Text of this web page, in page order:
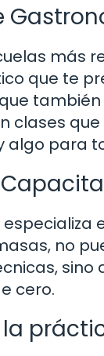
más
que te
clases
algo para
no
cero.
la